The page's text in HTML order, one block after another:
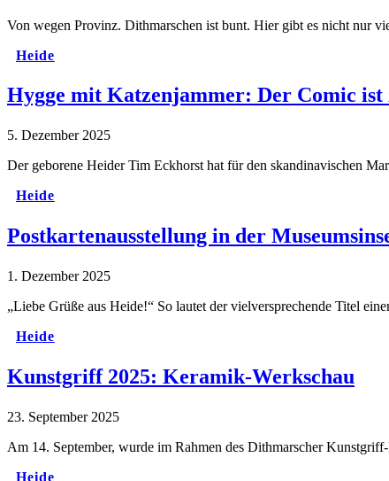
Von wegen Provinz. Dithmarschen ist bunt. Hier gibt es nicht nur
Heide
Hygge mit Katzenjammer: Der Comic
5. Dezember 2025
Der geborene Heider Tim Eckhorst hat für den skandinavischen
Heide
Postkartenausstellung in der
1. Dezember 2025
„Liebe Grüße aus Heide!“ So lautet der vielversprechende Titel
Heide
Kunstgriff 2025: Keramik-Werkschau
23. September 2025
Am 14. September, wurde im Rahmen des Dithmarscher
Heide